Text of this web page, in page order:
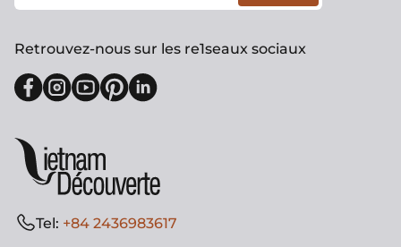
Tel: +84 2436983617
Retrouvez-nous sur les re1seaux sociaux